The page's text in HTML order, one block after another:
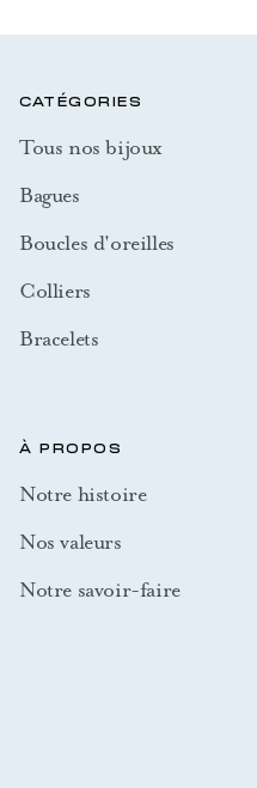
CATÉGORIES
Tous nos bijoux
Bagues
Boucles d'oreilles
Colliers
Bracelets
À PROPOS
Notre histoire
Nos valeurs
Notre savoir-faire